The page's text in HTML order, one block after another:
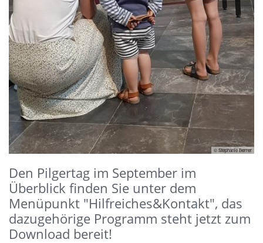
© Stephanie Berrer
Den Pilgertag im September im
Überblick finden Sie unter dem
Menüpunkt "Hilfreiches&Kontakt", das
dazugehörige Programm steht jetzt zum
Download bereit!